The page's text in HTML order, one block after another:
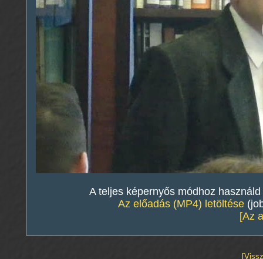
A teljes képernyős módhoz
Az előadás (MP4) letöltése
[Az